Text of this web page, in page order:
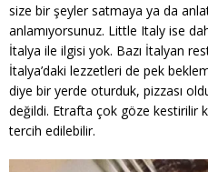
size bir şeyler satmaya ya da
anlamıyorsunuz. Little Italy ise
İtalya ile ilgisi yok. Bazı İtalyan
İtalya’daki lezzetleri de pek
diye bir yerde oturduk, pizzası
değildi. Etrafta çok göze kestirilir
tercih edilebilir.